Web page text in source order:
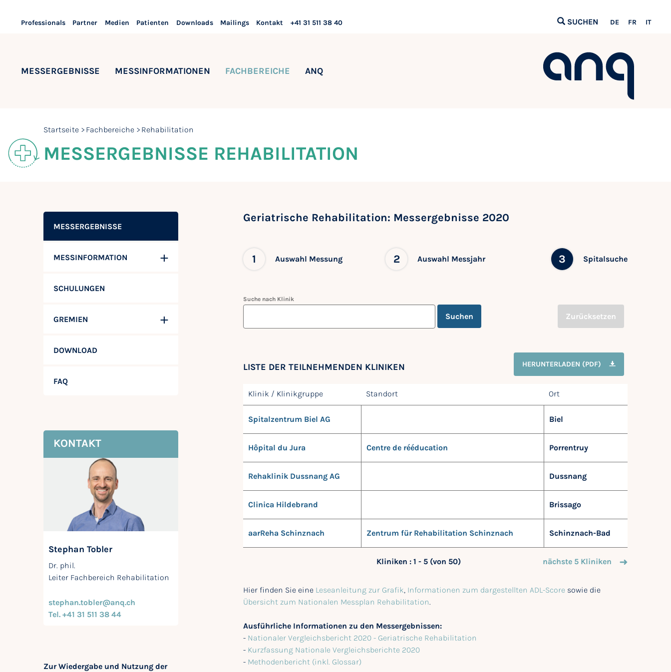
Professionals Partner Medien Patienten Downloads Mailings Kontakt +41 31 511 38 40 SUCHEN DE FR IT
MESSERGEBNISSE MESSINFORMATIONEN FACHBEREICHE ANQ
Startseite Fachbereiche Rehabilitation
MESSERGEBNISSE REHABILITATION
MESSERGEBNISSE
MESSINFORMATION
SCHULUNGEN
GREMIEN
DOWNLOAD
FAQ
KONTAKT
Stephan Tobler
Dr. phil.
Leiter Fachbereich Rehabilitation
stephan.tobler@anq.ch
Tel. +41 31 511 38 44
Zur Wiedergabe und Nutzung der
Geriatrische Rehabilitation: Messergebnisse 2020
1 Auswahl Messung 2 Auswahl Messjahr 3 Spitalsuche
Suche nach Klinik
Suchen Zurücksetzen
LISTE DER TEILNEHMENDEN KLINIKEN HERUNTERLADEN (PDF)
Klinik / Klinikgruppe Standort Ort
Spitalzentrum Biel AG Biel
Hôpital du Jura Centre de rééducation Porrentruy
Rehaklinik Dussnang AG Dussnang
Clinica Hildebrand Brissago
aarReha Schinznach Zentrum für Rehabilitation Schinznach Schinznach-Bad
Kliniken : 1 - 5 (von 50) nächste 5 Kliniken
Hier finden Sie eine Leseanleitung zur Grafik, Informationen zum dargestellten ADL-Score sowie die
Übersicht zum Nationalen Messplan Rehabilitation.
Ausführliche Informationen zu den Messergebnissen:
- Nationaler Vergleichsbericht 2020 - Geriatrische Rehabilitation
- Kurzfassung Nationale Vergleichsberichte 2020
- Methodenbericht (inkl. Glossar)